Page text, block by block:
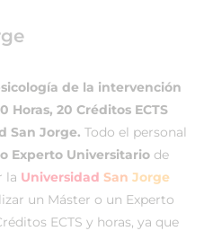
de la intervención
Horas, 20 Créditos ECTS
San Jorge. Todo el personal
Experto Universitario de
la Universidad San Jorge
un Máster o un Experto
ECTS y horas, ya que